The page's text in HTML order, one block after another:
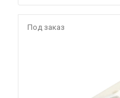
Под заказ